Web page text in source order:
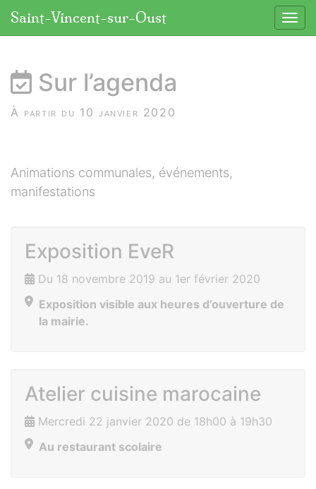
Saint-Vincent-sur-Oust
Sur l’agenda
À partir du 10 janvier 2020
Animations communales, événements,
manifestations
Exposition EveR
Du 18 novembre 2019 au 1er février 2020
Exposition visible aux heures d’ouverture de
la mairie.
Atelier cuisine marocaine
Mercredi 22 janvier 2020 de 18h00 à 19h30
Au restaurant scolaire
Panneau de gestion des cookies